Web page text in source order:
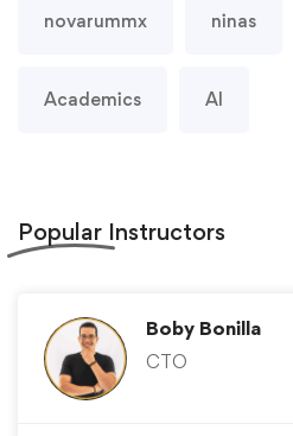
novarummx ninas
Academics AI
Popular Instructors
Boby Bonilla
CTO